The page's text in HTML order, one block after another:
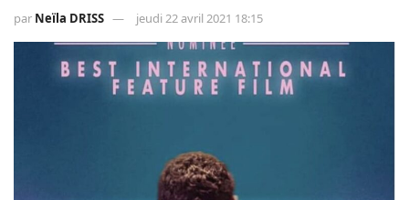
par Neïla DRISS jeudi 22 avril 2021 18:15